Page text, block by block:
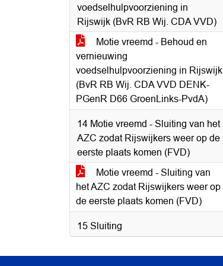
voedselhulpvoorziening in
Rijswijk (BvR RB Wij. CDA VVD)
Motie vreemd - Behoud en
vernieuwing
voedselhulpvoorziening in Rijswijk
(BvR RB Wij. CDA VVD DENK-
PGenR D66 GroenLinks-PvdA)
14 Motie vreemd - Sluiting van het
AZC zodat Rijswijkers weer op de
eerste plaats komen (FVD)
Motie vreemd - Sluiting van
het AZC zodat Rijswijkers weer op
de eerste plaats komen (FVD)
15 Sluiting